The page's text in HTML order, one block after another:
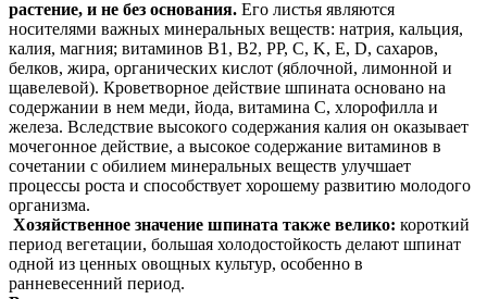
растение, и не без основания. Его листья являются
носителями важных минеральных веществ: натрия, кальция,
калия, магния; витаминов B1, B2, PP, C, K, E, D, сахаров,
белков, жира, органических кислот (яблочной, лимонной и
щавелевой). Кроветворное действие шпината основано на
содержании в нем меди, йода, витамина C, хлорофилла и
железа. Вследствие высокого содержания калия он оказывает
мочегонное действие, а высокое содержание витаминов в
сочетании с обилием минеральных веществ улучшает
процессы роста и способствует хорошему развитию молодого
организма.
Хозяйственное значение шпината также велико: короткий
период вегетации, большая холодостойкость делают шпинат
одной из ценных овощных культур, особенно в
ранневесенний период.